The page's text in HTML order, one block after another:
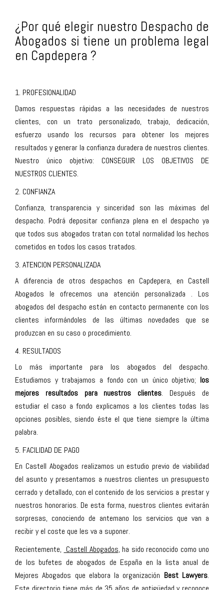
¿Por qué elegir nuestro Despacho de
Abogados si tiene un problema legal
en Capdepera ?
1. PROFESIONALIDAD
Damos respuestas rápidas a las necesidades de nuestros
clientes, con un trato personalizado, trabajo, dedicación,
esfuerzo usando los recursos para obtener los mejores
resultados y generar la confianza duradera de nuestros clientes.
Nuestro único objetivo: CONSEGUIR LOS OBJETIVOS DE
NUESTROS CLIENTES.
2. CONFIANZA
Confianza, transparencia y sinceridad son las máximas del
despacho. Podrá depositar confianza plena en el despacho ya
que todos sus abogados tratan con total normalidad los hechos
cometidos en todos los casos tratados.
3. ATENCION PERSONALIZADA
A diferencia de otros despachos en Capdepera, en Castell
Abogados le ofrecemos una atención personalizada . Los
abogados del despacho están en contacto permanente con los
clientes informándoles de las últimas novedades que se
produzcan en su caso o procedimiento.
4. RESULTADOS
Lo más importante para los abogados del despacho.
Estudiamos y trabajamos a fondo con un único objetivo; los
mejores resultados para nuestros clientes. Después de
estudiar el caso a fondo explicamos a los clientes todas las
opciones posibles, siendo éste el que tiene siempre la última
palabra.
5. FACILIDAD DE PAGO
En Castell Abogados realizamos un estudio previo de viabilidad
del asunto y presentamos a nuestros clientes un presupuesto
cerrado y detallado, con el contenido de los servicios a prestar y
nuestros honorarios. De esta forma, nuestros clientes evitarán
sorpresas, conociendo de antemano los servicios que van a
recibir y el coste que les va a suponer.
Recientemente, Castell Abogados, ha sido reconocido como uno
de los bufetes de abogados de España en la lista anual de
Mejores Abogados que elabora la organización Best Lawyers.